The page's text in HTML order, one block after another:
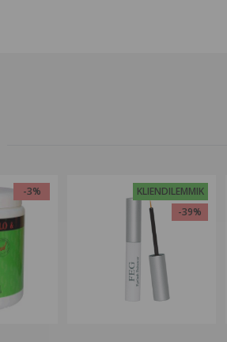
-3%
KLIENDILEMMIK
-39%